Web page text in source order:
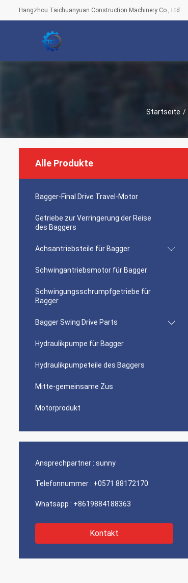
Hangzhou Taichuanyuan Construction Machinery Co., Ltd.
Startseite /
Alle Produkte
Bagger-Final Drive Travel-Motor
Getriebe zur Verringerung der Reise
des Baggers
Achsantriebsteile für Bagger
Schwingantriebsmotor für Bagger
Schwingungsschrumpfgetriebe für
Bagger
Bagger Swing Drive Parts
Hydraulikpumpe für Bagger
Hydraulikpumpeteile des Baggers
Mitte-gemeinsame Zus
Motorprodukt
Ansprechpartner : sunny
Telefonnummer : +0571 88172170
Whatsapp : +8619884188363
Kontakt